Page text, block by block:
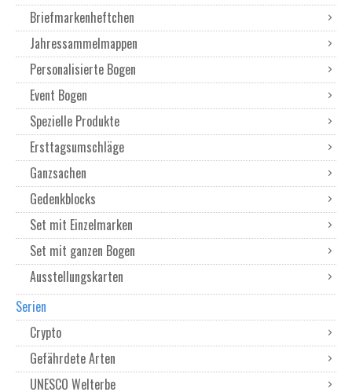
Briefmarkenheftchen
Jahressammelmappen
Personalisierte Bogen
Event Bogen
Spezielle Produkte
Ersttagsumschläge
Ganzsachen
Gedenkblocks
Set mit Einzelmarken
Set mit ganzen Bogen
Ausstellungskarten
Serien
Crypto
Gefährdete Arten
UNESCO Welterbe